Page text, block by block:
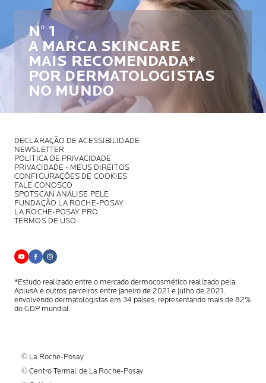
N° 1
A MARCA SKINCARE
MAIS RECOMENDADA*
POR DERMATOLOGISTAS
NO MUNDO
DECLARAÇÃO DE ACESSIBILIDADE
NEWSLETTER
POLITICA DE PRIVACIDADE
PRIVACIDADE - MEUS DIREITOS
CONFIGURAÇÕES DE COOKIES
FALE CONOSCO
SPOTSCAN ANÁLISE PELE
FUNDAÇÃO LA ROCHE-POSAY
LA ROCHE-POSAY PRO
TERMOS DE USO
*Estudo realizado entre o mercado dermocosmético realizado pela
AplusAe outros parceiros entre janeiro de 2021 e julho de 2021,
envolvendodermatologistas em 34 países, representando mais de 82%
do GDP mundial.
© La Roche-Posay
© Centro Termal de La Roche-Posay